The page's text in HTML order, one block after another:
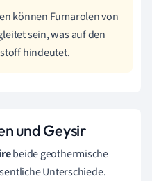
können Fumarolen von
sein, was auf den
hindeutet.
und Geysir
beide geothermische
Unterschiede.